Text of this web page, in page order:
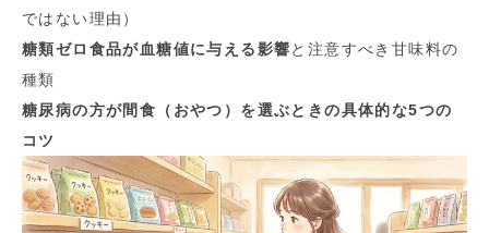
ではない理由）
糖類ゼロ食品が血糖値に与える影響と注意すべき甘味料の
種類
糖尿病の方が間食（おやつ）を選ぶときの具体的な5つの
コツ